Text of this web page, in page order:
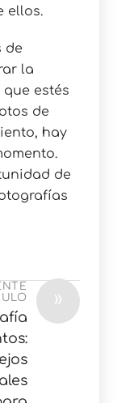
ellos.
de
la
que estés
de
hay
de
»